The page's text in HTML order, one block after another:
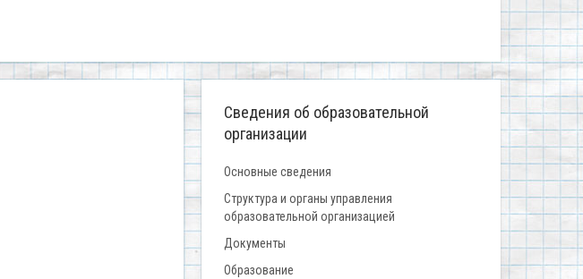
Сведения об образовательной
организации
Основные сведения
Структура и органы управления
образовательной организацией
Документы
Образование